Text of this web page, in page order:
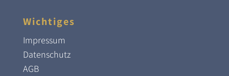
Wichtiges
Impressum
Datenschutz
AGB